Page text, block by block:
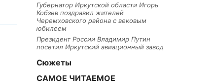
Губернатор Иркутской области Игорь
Кобзев поздравил жителей
Черемховского района с вековым
юбилеем
Президент России Владимир Путин
посетил Иркутский авиационный завод
Сюжеты
САМОЕ ЧИТАЕМОЕ